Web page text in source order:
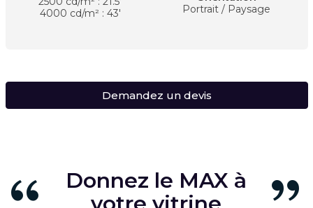
4000 cd/m² : 43'
Portrait / Paysage
Demandez un devis
Donnez le MAX à